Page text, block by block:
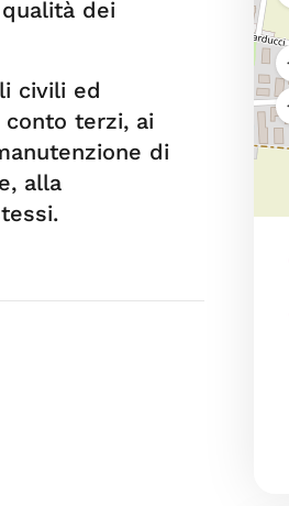
dei
civili ed
terzi, ai
di
alla